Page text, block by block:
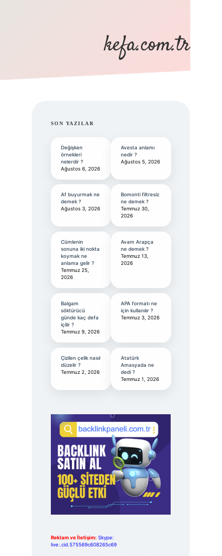
kefa.com.tr
SIDEBAR
SON YAZILAR
Değişken
örnekleri
nelerdir ?
Ağustos 6, 2026
Avesta anlamı
nedir ?
Ağustos 5, 2026
Af buyurmak ne
demek ?
Ağustos 3, 2026
Bomonti filtresiz
ne demek ?
Temmuz 30,
2026
Cümlenin
sonuna iki nokta
koymak ne
anlama gelir ?
Temmuz 25,
2026
Avam Arapça
ne demek ?
Temmuz 13,
2026
Balgam
söktürücü
günde kaç defa
içilir ?
Temmuz 9, 2026
APA formatı ne
için kullanılır ?
Temmuz 3, 2026
Çizilen çelik nasıl
düzelir ?
Temmuz 2, 2026
Atatürk
Amasyada ne
dedi ?
Temmuz 1, 2026
Reklam ve İletişim: Skype:
live:.cid.575569c608265c69